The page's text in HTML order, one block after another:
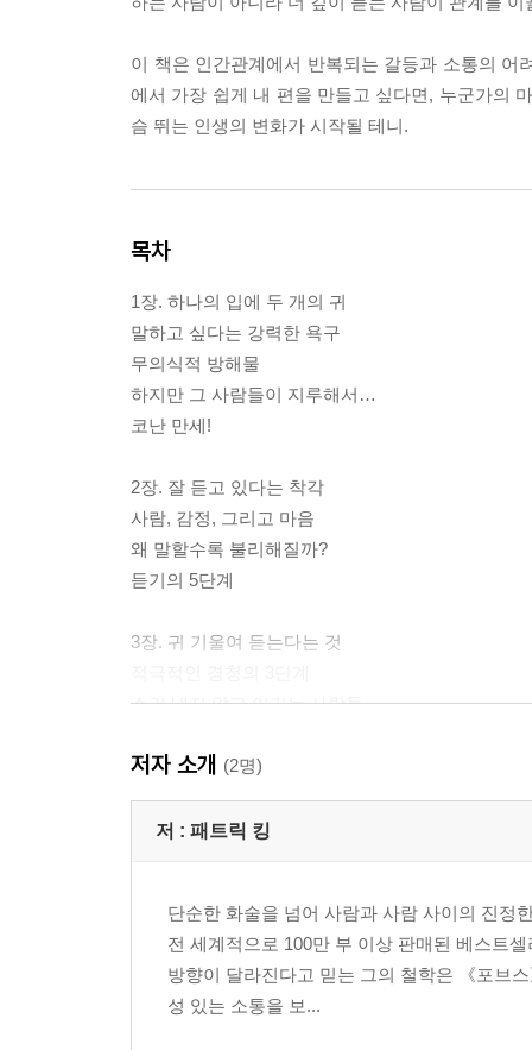
이 책은 인간관계에서 반복되는 갈등과 소통의
에서 가장 쉽게 내 편을 만들고 싶다면, 누군가의
슴 뛰는 인생의 변화가 시작될 테니.
목차
1장. 하나의 입에 두 개의 귀
말하고 싶다는 강력한 욕구
무의식적 방해물
하지만 그 사람들이 지루해서…
코난 만세!
2장. 잘 듣고 있다는 착각
사람, 감정, 그리고 마음
왜 말할수록 불리해질까?
듣기의 5단계
3장. 귀 기울여 듣는다는 것
소리 내지 않고 이기는 사람들
4장. 품격 있는 대화를 위하여
그 사람의 세계로 들어가기
나는 당신을 믿습니다
인정의 6단계
5장. 조용한 사람이 더 깊이 남는 법에 관하여
감정의 천재
저자 소개 (2명)
저 : 패트릭 킹
단순한 화술을 넘어 사람과 사람 사이의 진정
전 세계적으로 100만 부 이상 판매된 베스트
방향이 달라진다고 믿는 그의 철학은 《포브
성 있는 소통을 보...